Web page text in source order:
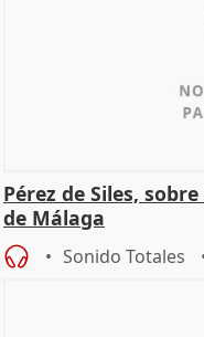
Pérez de Siles,
de Málaga
Sonido Totales